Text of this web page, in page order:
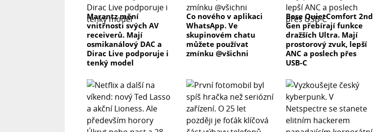
Marantz mění
vnitřnosti svých AV
receiverů. Mají
osmikanálový DAC a
Dirac Live podporuje i
tenký model
Co nového v aplikaci
WhatsApp. Ve
skupinovém chatu
můžete používat
zmínku @všichni
Bose QuietComfort 2nd
Gen přebírají funkce
dražších Ultra. Mají
prostorový zvuk, lepší
ANC a poslech přes
USB-C